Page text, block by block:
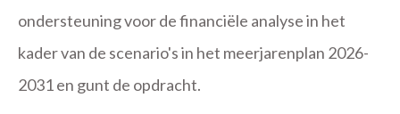
ondersteuning voor de financiële analyse in het
kader van de scenario's in het meerjarenplan 2026-
2031 en gunt de opdracht.